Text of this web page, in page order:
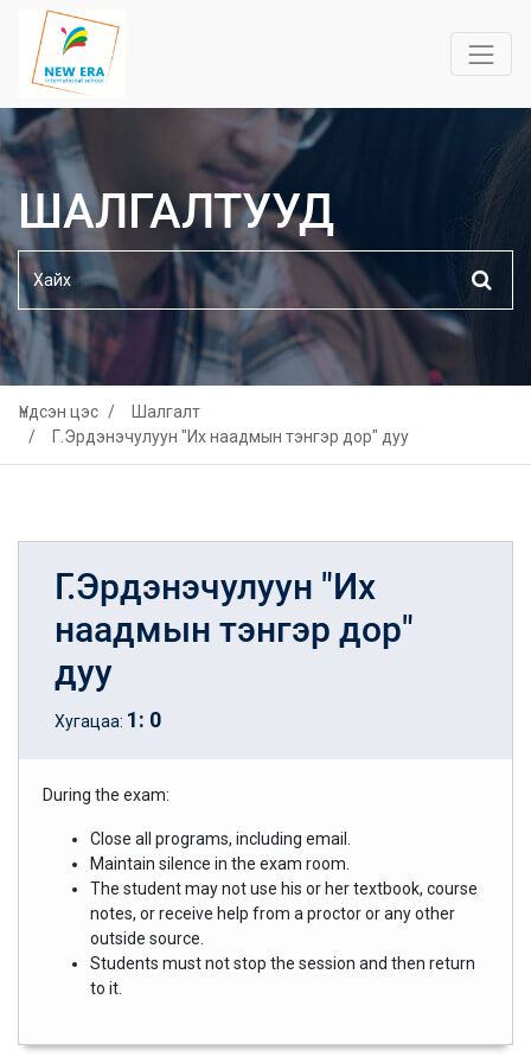
ШАЛГАЛТУУД
Үндсэн цэс
Шалгалт
Г.Эрдэнэчулуун "Их наадмын тэнгэр дор" дуу
Г.Эрдэнэчулуун "Их
наадмын тэнгэр дор"
дуу
Хугацаа: 1: 0
During the exam:
Close all programs, including email.
Maintain silence in the exam room.
The student may not use his or her textbook, course
notes, or receive help from a proctor or any other
outside source.
Students must not stop the session and then return
to it.